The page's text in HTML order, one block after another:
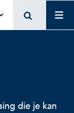
language
toepassingen
toepassingen
die je kan